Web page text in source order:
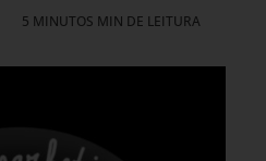
5 MINUTOS MIN DE LEITURA